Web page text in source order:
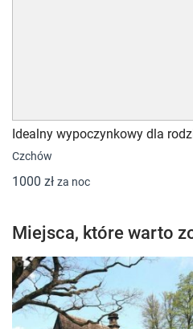
Idealny wypoczynkowy dla
Czchów
1000 zł za noc
Miejsca, które warto